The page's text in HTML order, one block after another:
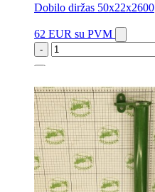
Dobilo diržas 50x22x2600
62 EUR su PVM
-